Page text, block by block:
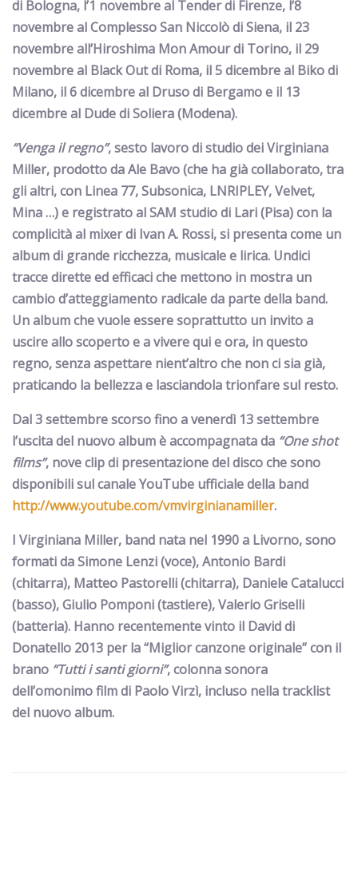
di Bologna, l’1 novembreal Tender di Firenze, l’8
novembreal Complesso San Niccolò di Siena, il 23
novembreall’Hiroshima Mon Amour di Torino, il 29
novembreal Black Out di Roma, il5 dicembreal Biko di
Milano, il6 dicembreal Druso di Bergamoe il 13
dicembreal Dude diSoliera(Modena).
“Venga il regno”, sesto lavoro di studio dei Virginiana
Miller, prodotto daAle Bavo(che ha già collaborato, tra
gli altri, con Linea 77, Subsonica, LNRIPLEY, Velvet,
Mina …) e registrato alSAM studio di Lari(Pisa) con la
complicità al mixer di Ivan A. Rossi, si presenta come un
album di grande ricchezza, musicale e lirica. Undici
tracce dirette ed efficaci che mettono in mostra un
cambio d’atteggiamento radicale da parte della band.
Un album che vuole essere soprattutto un invito a
uscire allo scoperto e a vivere qui e ora, in questo
regno, senza aspettare nient’altro che non ci sia già,
praticando la bellezza e lasciandola trionfare sul resto.
Dal 3 settembre scorso fino a venerdì 13 settembre
l’uscita del nuovo album è accompagnata da “One shot
films”, nove clip di presentazione del disco che sono
disponibili sul canale YouTube ufficiale della band
http://www.youtube.com/vmvirginianamiller.
I Virginiana Miller, band nata nel 1990 a Livorno, sono
formati daSimone Lenzi(voce),Antonio Bardi
(chitarra), Matteo Pastorelli(chitarra), Daniele Catalucci
(basso),Giulio Pomponi(tastiere),Valerio Griselli
(batteria). Hanno recentemente vinto il David di
Donatello 2013 per la “Miglior canzone originale” con il
brano “Tutti i santi giorni”,colonna sonora
dell’omonimo film di Paolo Virzì, incluso nella tracklist
del nuovo album.